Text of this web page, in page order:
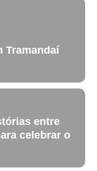
Tramandaí
entre
celebrar o